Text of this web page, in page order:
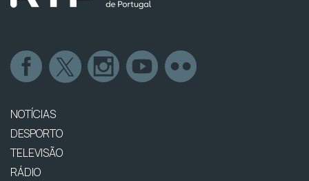
NOTÍCIAS
DESPORTO
TELEVISÃO
RÁDIO